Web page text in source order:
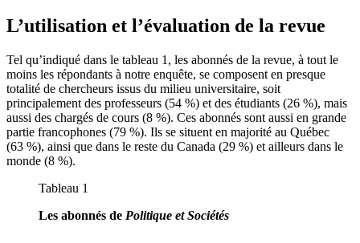
L’utilisation et l’évaluation de la revue
Tel qu’indiqué dans le tableau 1, les abonnés de la revue, à tout le
moins les répondants à notre enquête, se composent en presque
totalité de chercheurs issus du milieu universitaire, soit
principalement des professeurs (54 %) et des étudiants (26 %), mais
aussi des chargés de cours (8 %). Ces abonnés sont aussi en grande
partie francophones (79 %). Ils se situent en majorité au Québec
(63 %), ainsi que dans le reste du Canada (29 %) et ailleurs dans le
monde (8 %).
Tableau 1
Les abonnés de Politique et Sociétés